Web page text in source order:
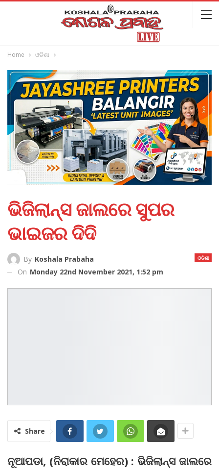
Home ଓଡିଶା
ଭିଜିଲାନ୍ସ ଜାଲରେ ସୁପର
ଭାଇଜର ଦିଦି
ଓଡିଶା
By Koshala Prabaha
On Monday 22nd November 2021, 1:52 pm
Share
ନୂଆପଡା, (ନିରାକାର ମେହେର) : ଭିଜିଲାନ୍ସ ଜାଲରେ